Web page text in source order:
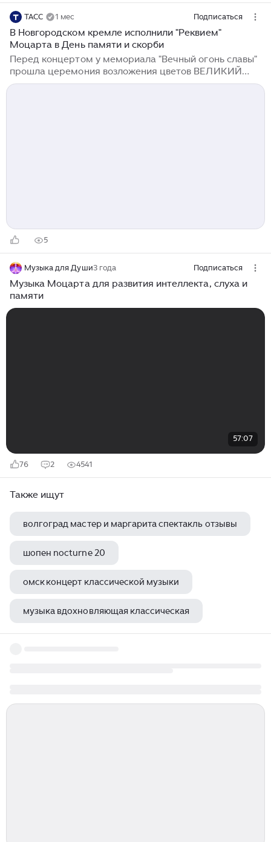
ТАСС 1 мес Подписаться
В Новгородском кремле исполнили "Реквием"
Моцарта в День памяти и скорби
Перед концертом у мемориала "Вечный огонь славы"
прошла церемония возложения цветов ВЕЛИКИЙ
НОВГОРОД, 22 июня. /ТАСС/. Концерт-реквием
5
Музыка для Души3 года Подписаться
Музыка Моцарта для развития интеллекта, слуха и
памяти
57:07
76 2 4541
Также ищут
волгоград мастер и маргарита спектакль отзывы
шопен nocturne 20
омск концерт классической музыки
музыка вдохновляющая классическая